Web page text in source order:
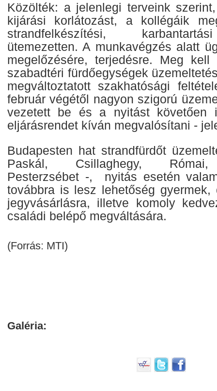
Közölték: a jelenlegi terveink
kijárási korlátozást, a kollégáik
strandfelkészítési,
ütemezetten. A munkavégzés alatt
megelőzésére, terjedésre. Meg
szabadtéri fürdőegységek
megváltoztatott szakhatósági
február végétől nagyon szigorú
vezetett be és a nyitást követően
eljárásrendet kíván megvalósítani -
Budapesten hat strandfürdőt
Paskál, Csillaghegy, Római,
Pesterzsébet -, nyitás esetén
továbbra is lesz lehetőség
jegyvásárlásra, illetve komoly
családi belépő megváltására.
(Forrás: MTI)
Galéria: